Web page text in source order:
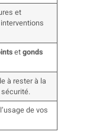
et
etgonds
à rester à la
de vos